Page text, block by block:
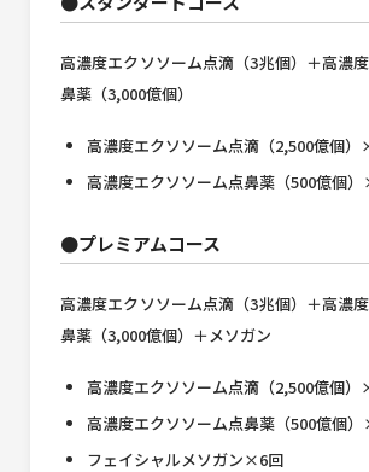
高濃度エクソソーム点滴（3兆個）＋高濃
鼻薬（3,000億個）
高濃度エクソソーム点滴（2,500億個
高濃度エクソソーム点鼻薬（500億個
●プレミアムコース
高濃度エクソソーム点滴（3兆個）＋高濃
鼻薬（3,000億個）＋メソガン
高濃度エクソソーム点滴（2,500億個
高濃度エクソソーム点鼻薬（500億個
フェイシャルメソガン×6回